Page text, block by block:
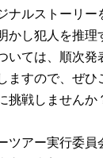
ルストーリー
し犯人を推理
ては、順次発
すので、ぜひ
戦しませんか
ツアー実行委員